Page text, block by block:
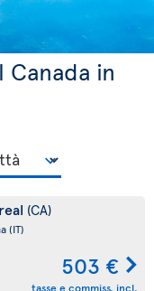
in
(CA)
(IT)
503 €
tasse e commiss. incl.